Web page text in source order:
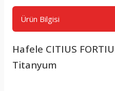
Ürün Bilgisi
Hafele CITIUS
Titanyum